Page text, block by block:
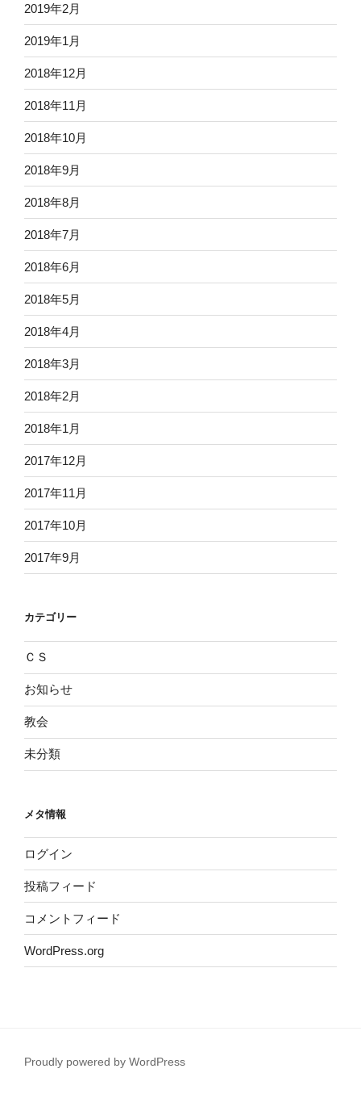
2019年2月
2019年1月
2018年12月
2018年11月
2018年10月
2018年9月
2018年8月
2018年7月
2018年6月
2018年5月
2018年4月
2018年3月
2018年2月
2018年1月
2017年12月
2017年11月
2017年10月
2017年9月
カテゴリー
ＣＳ
お知らせ
教会
未分類
メタ情報
ログイン
投稿フィード
コメントフィード
WordPress.org
Proudly powered by WordPress